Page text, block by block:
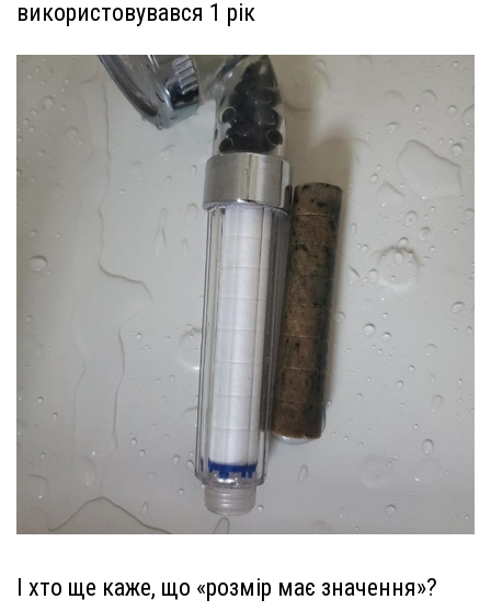
використовувався 1 рік
І хто ще каже, що «розмір має значення»?